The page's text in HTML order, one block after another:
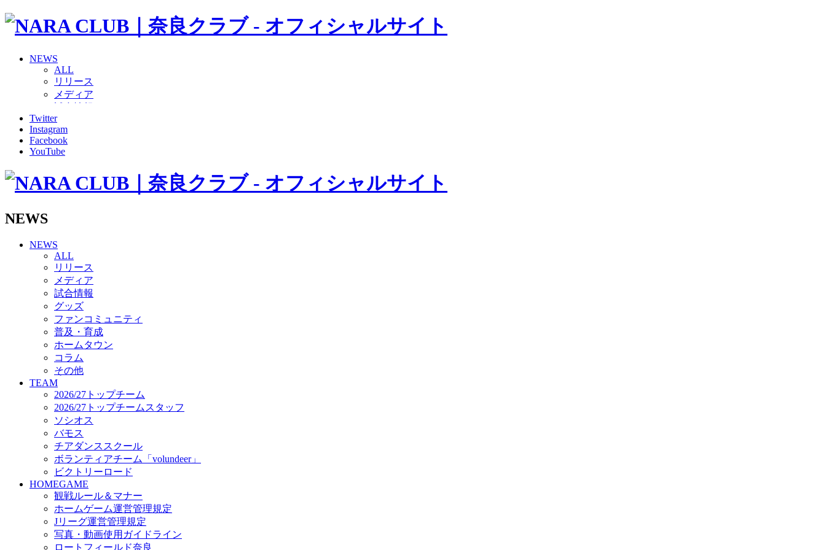
NEWS
ALL
リリース
メディア
グッズ
ファンコミュニティ
普及・育成
ホームタウン
その他
バモス
チアダンススクール
ボランティアチーム「volundeer」
ビクトリーロード
HOMEGAME
観戦ルール＆マナー
ホームゲーム運営管理規定
Jリーグ運営管理規定
写真・動画使用ガイドライン
ロートフィールド奈良
SCHEDULE
2026/27
練習見学時のファンサービスについて
TICKET
奈良クラブ明治安田J3リーグ2026/27シーズン試合観戦チケット
奈良クラブ明治安田Ｊ3リーグ 2026/27シーズン「鹿パス」
観戦ルール＆マナー
FANCOMMUNITY
2026/27ファンコミュニティ
サポートショップ
GOODS
オフィシャルストア（実店舗）
オンラインストア
ACADEMY
アカデミーについて
Twitter
Instagram
Facebook
YouTube
NEWS
NEWS
ALL
リリース
メディア
試合情報
グッズ
ファンコミュニティ
普及・育成
ホームタウン
コラム
その他
TEAM
2026/27トップチーム
2026/27トップチームスタッフ
ソシオス
バモス
チアダンススクール
ボランティアチーム「volundeer」
ビクトリーロード
HOMEGAME
観戦ルール＆マナー
ホームゲーム運営管理規定
Jリーグ運営管理規定
写真・動画使用ガイドライン
ロートフィールド奈良